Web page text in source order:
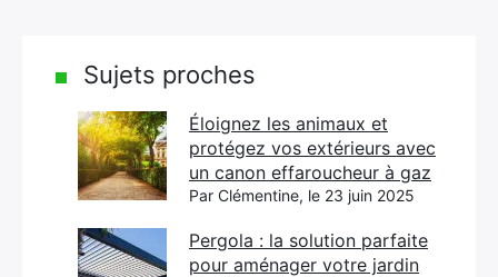
Sujets proches
Éloignez les animaux et
protégez vos extérieurs avec
un canon effaroucheur à gaz
Par Clémentine, le 23 juin 2025
Pergola : la solution parfaite
pour aménager votre jardin